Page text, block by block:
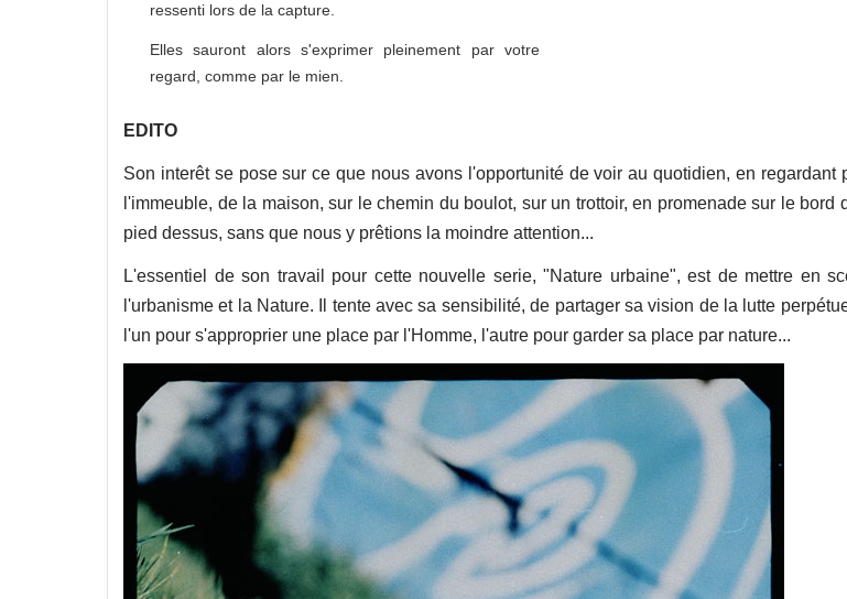
ressenti lors de la capture.
Elles sauront alors s'exprimer pleinement par votre
regard, comme par le mien.
EDITO
​Son interêt se pose sur ce que nous avons l'opportunité de voir au quotidien, en regardant
l'immeuble, de la maison, sur le chemin du boulot, sur un trottoir, en promenade sur le bord
pied dessus, sans que nous y prêtions la moindre attention...
​L'essentiel de son travail pour cette nouvelle serie, "Nature urbaine", est de mettre en
l'urbanisme et la Nature. Il tente avec sa sensibilité, de partager sa vision de la lutte
l'un pour s'approprier une place par l'Homme, l'autre pour garder sa place par nature...